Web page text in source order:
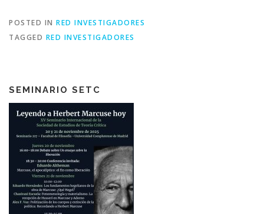
POSTED IN RED INVESTIGADORES
TAGGED RED INVESTIGADORES
SEMINARIO SETC